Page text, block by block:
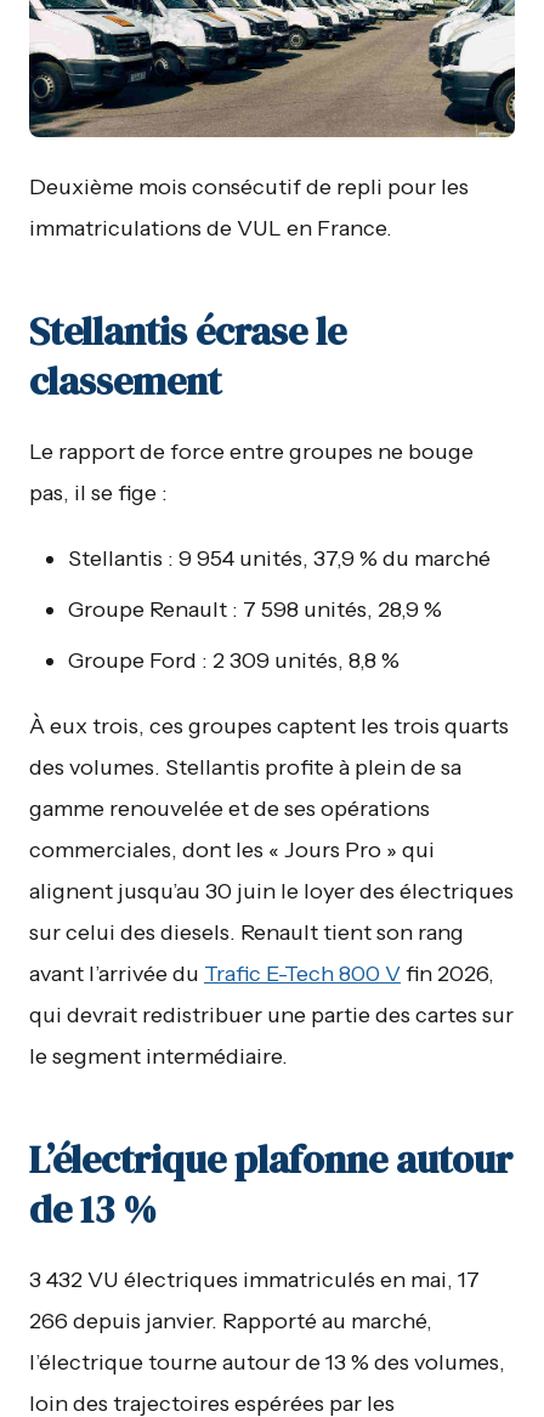
Deuxième mois consécutif de repli pour les
immatriculations de VUL en France.
Stellantis écrase le
classement
Le rapport de force entre groupes ne bouge
pas, il se fige :
Stellantis : 9 954 unités, 37,9 % du marché
Groupe Renault : 7 598 unités, 28,9 %
Groupe Ford : 2 309 unités, 8,8 %
À eux trois, ces groupes captent les trois quarts
des volumes. Stellantis profite à plein de sa
gamme renouvelée et de ses opérations
commerciales, dont les « Jours Pro » qui
alignent jusqu’au 30 juin le loyer des électriques
sur celui des diesels. Renault tient son rang
avant l’arrivée du Trafic E-Tech 800 Vfin 2026,
qui devrait redistribuer une partie des cartes sur
le segment intermédiaire.
L’électrique plafonne autour
de 13 %
3 432 VU électriques immatriculés en mai, 17
266 depuis janvier. Rapporté au marché,
l’électrique tourne autour de 13 % des volumes,
loin des trajectoires espérées par les